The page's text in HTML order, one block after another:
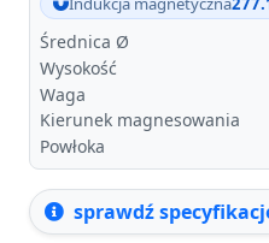
Średnica Ø
Wysokość
Waga
Kierunek magnesowania
Powłoka
sprawdź